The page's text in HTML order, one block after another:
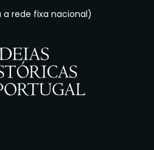
rede fixa nacional)